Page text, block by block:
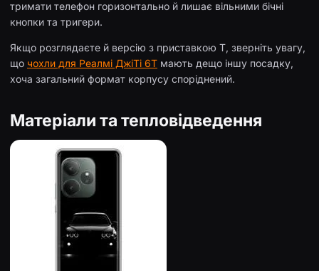
тримати телефон горизонтально й лишає вільними бічні
кнопки та тригери.
Якщо розглядаєте й версію з приставкою T, зверніть увагу,
що чохли для Реалмі ДжіТі 6Т мають дещо іншу посадку,
хоча загальний формат корпусу споріднений.
Матеріали та тепловідведення